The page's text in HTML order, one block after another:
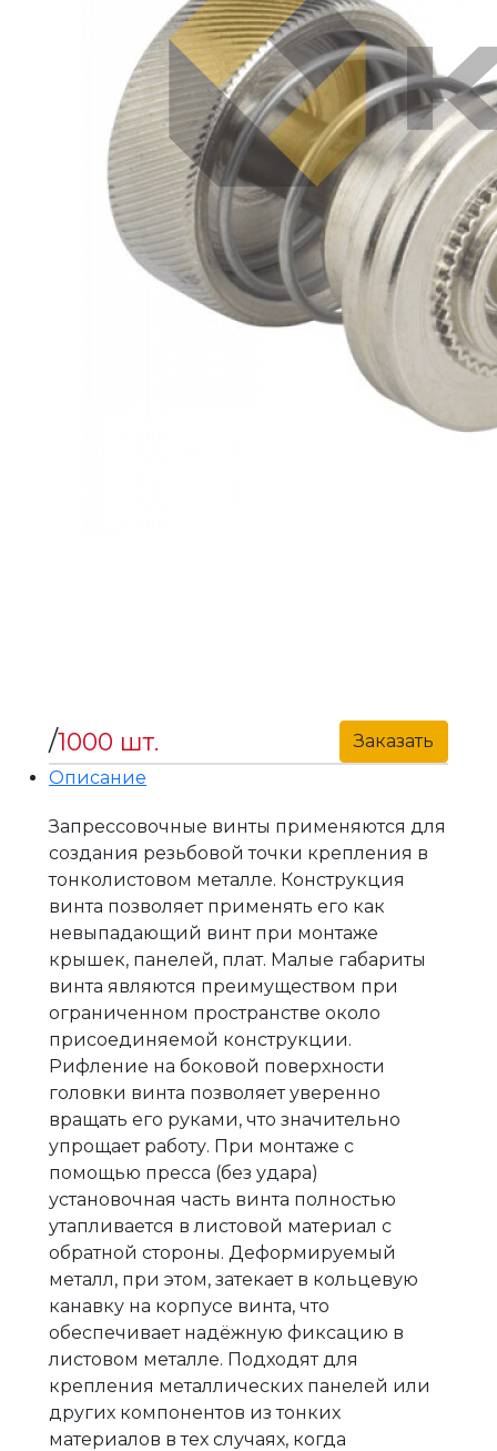
/1000 шт.
Заказать
Описание
Запрессовочные винты применяются для
создания резьбовой точки крепления в
тонколистовом металле. Конструкция
винта позволяет применять его как
невыпадающий винт при монтаже
крышек, панелей, плат. Малые габариты
винта являются преимуществом при
ограниченном пространстве около
присоединяемой конструкции.
Рифление на боковой поверхности
головки винта позволяет уверенно
вращать его руками, что значительно
упрощает работу. При монтаже с
помощью пресса (без удара)
установочная часть винта полностью
утапливается в листовой материал с
обратной стороны. Деформируемый
металл, при этом, затекает в кольцевую
канавку на корпусе винта, что
обеспечивает надёжную фиксацию в
листовом металле. Подходят для
крепления металлических панелей или
других компонентов из тонких
материалов в тех случаях, когда